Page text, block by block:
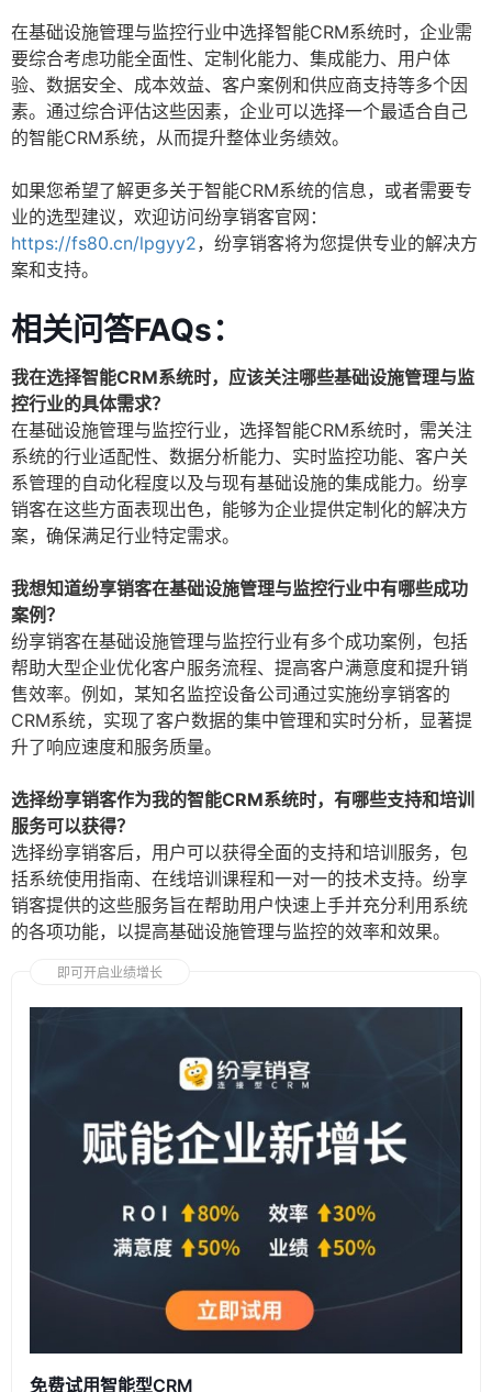
在基础设施管理与监控行业中选择智能CRM系统时，企业需
要综合考虑功能全面性、定制化能力、集成能力、用户体
验、数据安全、成本效益、客户案例和供应商支持等多个因
素。通过综合评估这些因素，企业可以选择一个最适合自己
的智能CRM系统，从而提升整体业务绩效。
如果您希望了解更多关于智能CRM系统的信息，或者需要专
业的选型建议，欢迎访问纷享销客官网：
https://fs80.cn/lpgyy2，纷享销客将为您提供专业的解决方
案和支持。
相关问答FAQs：
我在选择智能CRM系统时，应该关注哪些基础设施管理与监
控行业的具体需求？
在基础设施管理与监控行业，选择智能CRM系统时，需关注
系统的行业适配性、数据分析能力、实时监控功能、客户关
系管理的自动化程度以及与现有基础设施的集成能力。纷享
销客在这些方面表现出色，能够为企业提供定制化的解决方
案，确保满足行业特定需求。
我想知道纷享销客在基础设施管理与监控行业中有哪些成功
案例？
纷享销客在基础设施管理与监控行业有多个成功案例，包括
帮助大型企业优化客户服务流程、提高客户满意度和提升销
售效率。例如，某知名监控设备公司通过实施纷享销客的
CRM系统，实现了客户数据的集中管理和实时分析，显著提
升了响应速度和服务质量。
选择纷享销客作为我的智能CRM系统时，有哪些支持和培训
服务可以获得？
选择纷享销客后，用户可以获得全面的支持和培训服务，包
括系统使用指南、在线培训课程和一对一的技术支持。纷享
销客提供的这些服务旨在帮助用户快速上手并充分利用系统
的各项功能，以提高基础设施管理与监控的效率和效果。
即可开启业绩增长
免费试用智能型CRM